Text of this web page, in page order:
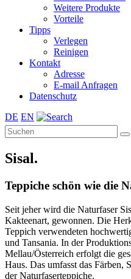
Weitere Produkte
Vorteile
Tipps
Verlegen
Reinigen
Kontakt
Adresse
E-mail Anfragen
Datenschutz
DE EN
Sisal.
Teppiche schön wie die
Seit jeher wird die Naturfaser
Kakteenart, gewonnen. Die
Teppich verwendeten
und Tansania. In der
Mellau/Österreich erfolgt die
Haus. Das umfasst das Färben,
der Naturfaserteppiche.